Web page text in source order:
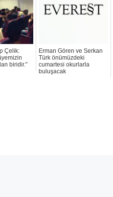
Çelik:
biridir."
Erman Gören ve Serkan
Türk önümüzdeki
cumartesi okurlarla
buluşacak